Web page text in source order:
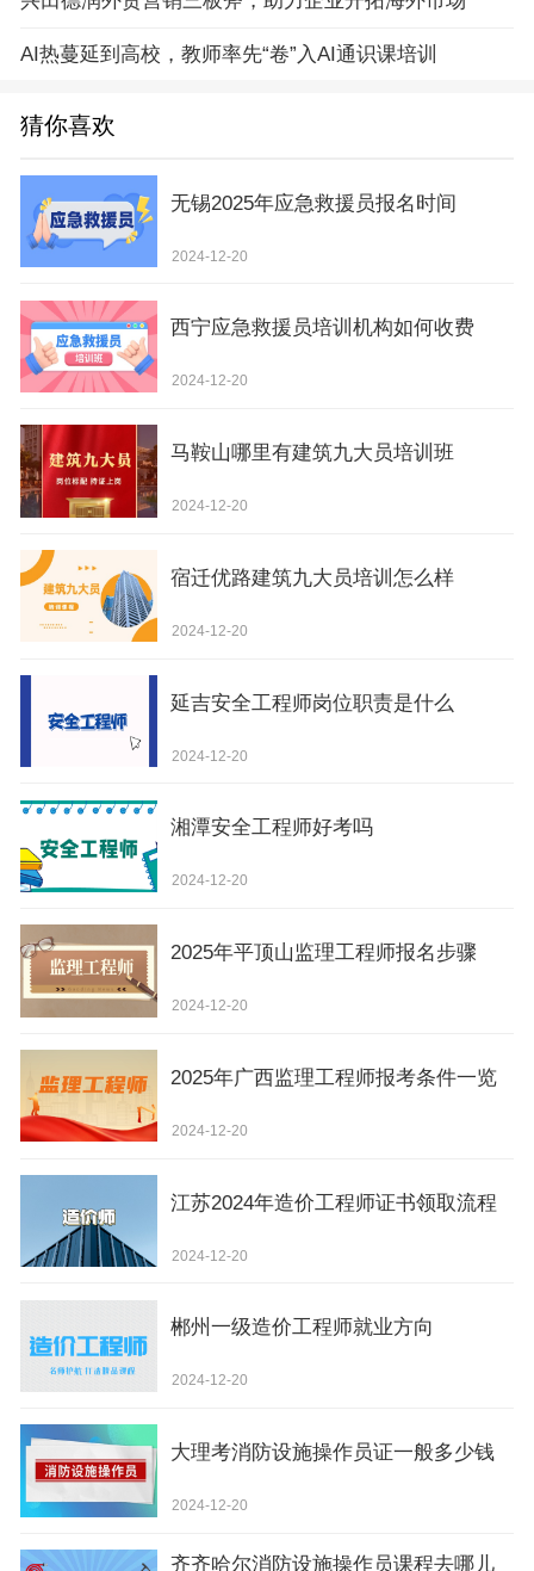
AI热蔓延到高校，教师率先“卷”入AI通识课培训
猜你喜欢
无锡2025年应急救援员报名时间
2024-12-20
西宁应急救援员培训机构如何收费
2024-12-20
马鞍山哪里有建筑九大员培训班
2024-12-20
宿迁优路建筑九大员培训怎么样
2024-12-20
延吉安全工程师岗位职责是什么
2024-12-20
湘潭安全工程师好考吗
2024-12-20
2025年平顶山监理工程师报名步骤
2024-12-20
2025年广西监理工程师报考条件一览
2024-12-20
江苏2024年造价工程师证书领取流程
2024-12-20
郴州一级造价工程师就业方向
2024-12-20
大理考消防设施操作员证一般多少钱
2024-12-20
齐齐哈尔消防设施操作员课程去哪儿